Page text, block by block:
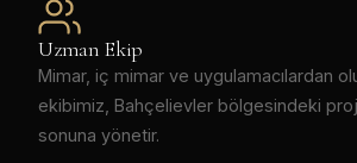
Uzman Ekip
Mimar, iç mimar ve uygulamacılardan
ekibimiz, Bahçelievler bölgesindeki
sonuna yönetir.